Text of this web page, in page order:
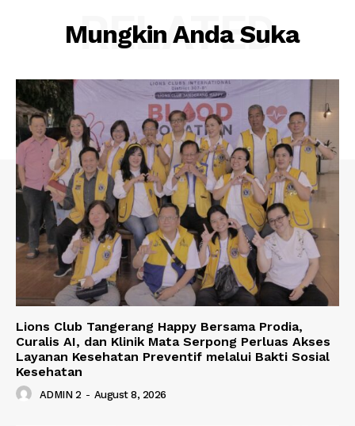
Mungkin Anda Suka
RELATED
Lions Club Tangerang Happy Bersama Prodia,
Curalis AI, dan Klinik Mata Serpong Perluas Akses
Layanan Kesehatan Preventif melalui Bakti Sosial
Kesehatan
ADMIN 2 - August 8, 2026